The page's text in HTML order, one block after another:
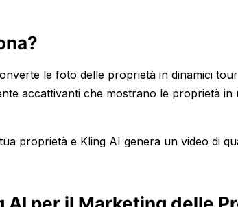
le foto delle proprietà in dinamici
accattivanti che mostrano le proprietà in
proprietà e Kling AI genera un video di